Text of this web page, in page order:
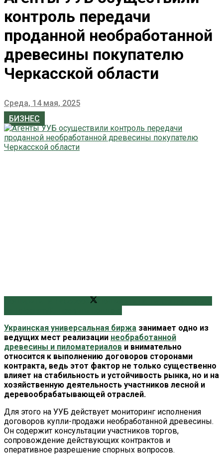
контроль передачи
проданной необработанной
древесины покупателю
Черкасской области
Среда, 14 мая, 2025
БИЗНЕС
Украинская универсальная биржа занимает одно из
ведущих мест реализации необработанной
древесины и пиломатериалов и внимательно
относится к выполнению договоров сторонами
контракта, ведь этот фактор не только существенно
влияет на стабильность и устойчивость рынка, но и на
хозяйственную деятельность участников лесной и
деревообрабатывающей отраслей.
Для этого на УУБ действует мониторинг исполнения
договоров купли-продажи необработанной древесины.
Он содержит консультации участников торгов,
сопровождение действующих контрактов и
оперативное разрешение спорных вопросов.